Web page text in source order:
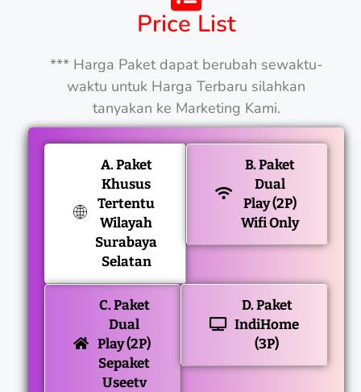
Price List
*** Harga Paket dapat berubah sewaktu-
waktu untuk Harga Terbaru silahkan
tanyakan ke Marketing Kami.
A. Paket
Khusus
Tertentu
Wilayah
Surabaya
Selatan
B. Paket
Dual
Play (2P)
Wifi Only
C. Paket
Dual
Play (2P)
Sepaket
Useetv
D. Paket
IndiHome
(3P)